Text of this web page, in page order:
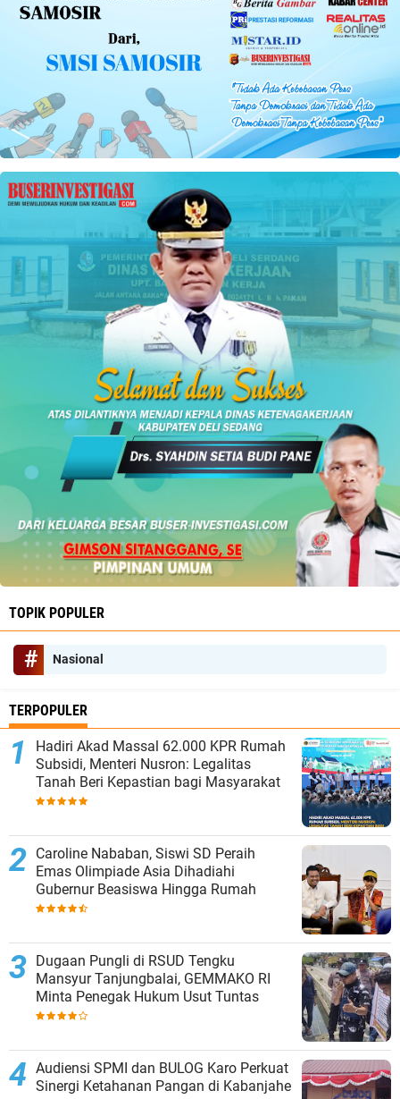
TOPIK POPULER
Nasional
TERPOPULER
Hadiri Akad Massal 62.000 KPR Rumah
Subsidi, Menteri Nusron: Legalitas
Tanah Beri Kepastian bagi Masyarakat
Caroline Nababan, Siswi SD Peraih
Emas Olimpiade Asia Dihadiahi
Gubernur Beasiswa Hingga Rumah
Dugaan Pungli di RSUD Tengku
Mansyur Tanjungbalai, GEMMAKO RI
Minta Penegak Hukum Usut Tuntas
Audiensi SPMI dan BULOG Karo Perkuat
Sinergi Ketahanan Pangan di Kabanjahe